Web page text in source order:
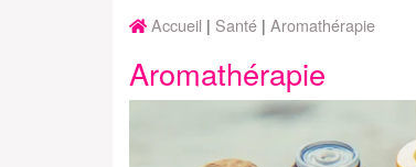
Accueil Santé Aromathérapie
Aromathérapie